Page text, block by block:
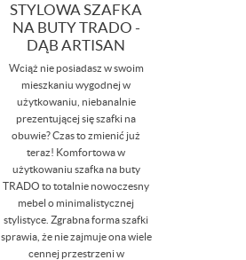
STYLOWA SZAFKA
NA BUTY TRADO -
DĄB ARTISAN
Wciąż nie posiadasz w swoim
mieszkaniu wygodnej w
użytkowaniu, niebanalnie
prezentującej się szafki na
obuwie? Czas to zmienić już
teraz! Komfortowa w
użytkowaniu szafka na buty
TRADO to totalnie nowoczesny
mebel o minimalistycznej
stylistyce. Zgrabna forma szafki
sprawia, że nie zajmuje ona wiele
cennej przestrzeni w